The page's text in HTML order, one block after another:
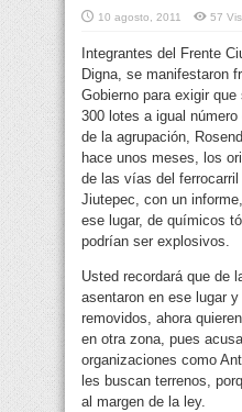
10 agosto, 2011 57
Integrantes del Frente
Digna, se manifestaron
Gobierno para exigir
300 lotes a igual
de la agrupación,
hace unos meses, los
de las vías del
Jiutepec, con un
ese lugar, de químicos
podrían ser explosivos.
Usted recordará que de
asentaron en ese lugar
removidos, ahora
en otra zona, pues
organizaciones como
les buscan terrenos,
al margen de la ley.